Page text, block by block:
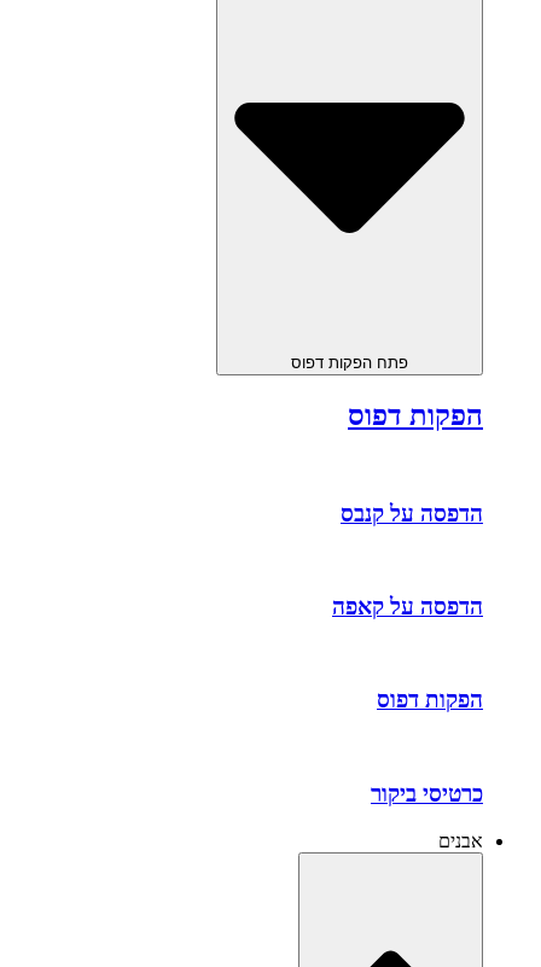
פתח הפקות דפוס
הפקות דפוס
הדפסה על קנבס
הדפסה על קאפה
הפקות דפוס
כרטיסי ביקור
אבנים